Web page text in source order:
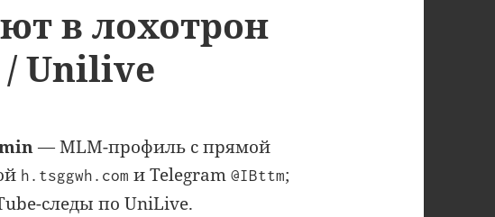
в лохотрон
Unilive
— MLM-профиль с прямой
h.tsggwh.com и Telegram@IBttm;
следы по UniLive.